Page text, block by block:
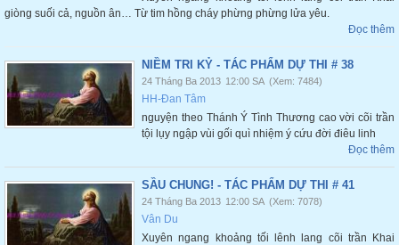
giòng suối cả, nguồn ân… Từ tim hồng cháy phừng phừng lửa yêu.
Đọc thêm
NIỀM TRI KỶ - TÁC PHẨM DỰ THI # 38
24 Tháng Ba 2013 12:00 SA (Xem: 7484)
HH-Đan Tâm
nguyện theo Thánh Ý Tình Thương cao vời cõi trần
tội lụy ngập vùi gối quì nhiệm ý cứu đời điêu linh
Đọc thêm
SẦU CHUNG! - TÁC PHẨM DỰ THI # 41
24 Tháng Ba 2013 12:00 SA (Xem: 7078)
Vân Du
Xuyên ngang khoảng tối lênh lang cõi trần Khai